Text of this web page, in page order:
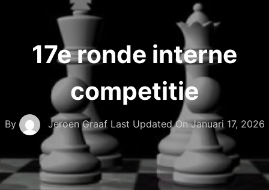
17e ronde interne
competitie
By Jeroen Graaf Last Updated OnJanuari 17, 2026